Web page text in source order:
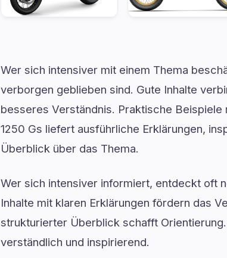
Wer sich intensiver mit einem Thema
verborgen geblieben sind. Gute Inhalte
besseres Verständnis. Praktische
1250 Gs liefert ausführliche Erklärungen,
Überblick über das Thema.
Wer sich intensiver informiert, entdeckt oft
Inhalte mit klaren Erklärungen fördern das
strukturierter Überblick schafft
verständlich und inspirierend.